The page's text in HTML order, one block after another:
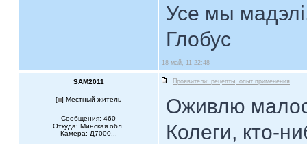
Усе мы
Глобус
18 май, 11 22:48
SAM2011 Проявители: рецепты, опыт применения
[ ] Местный житель
Сообщения: 460
Откуда: Минская обл.
Камера: Д7000...
Оживлю
Колеги, кто-